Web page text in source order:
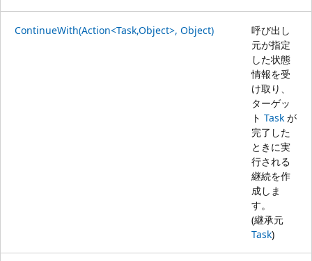
ContinueWith(Action<Task,Object>, Object)
呼び出し
元が指定
した状態
情報を受
け取り、
ターゲッ
ト Task が
完了した
ときに実
行される
継続を作
成しま
す。
(継承元
Task)